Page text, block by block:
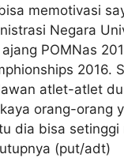
memotivasi
Negara
POMNas
2016.
atlet-atlet
orang-orang
dia bisa
(put/adt)